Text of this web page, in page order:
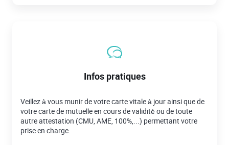
Infos pratiques
Veillez à vous munir de votre carte vitale à jour ainsi que de
votre carte de mutuelle en cours de validité ou de toute
autre attestation (CMU, AME, 100%,...) permettant votre
prise en charge.